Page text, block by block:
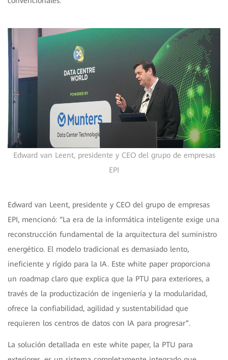
Edward van Leent, presidente y CEO del grupo de empresas
EPI
Edward van Leent, presidente y CEO del grupo de empresas
EPI, mencionó: “La era de la informática inteligente exige una
reconstrucción fundamental de la arquitectura del suministro
energético. El modelo tradicional es demasiado lento,
ineficiente y rígido para la IA. Este white paper proporciona
un roadmap claro que explica que la PTU para exteriores, a
través de la productización de ingeniería y la modularidad,
ofrece la confiabilidad, agilidad y sustentabilidad que
requieren los centros de datos con IA para progresar”.
La solución detallada en este white paper, la PTU para